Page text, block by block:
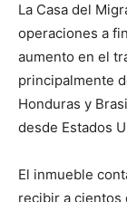
La Casa del
operaciones a
aumento en el
principalmente
Honduras y
desde Estados
El inmueble
recibir a cientos